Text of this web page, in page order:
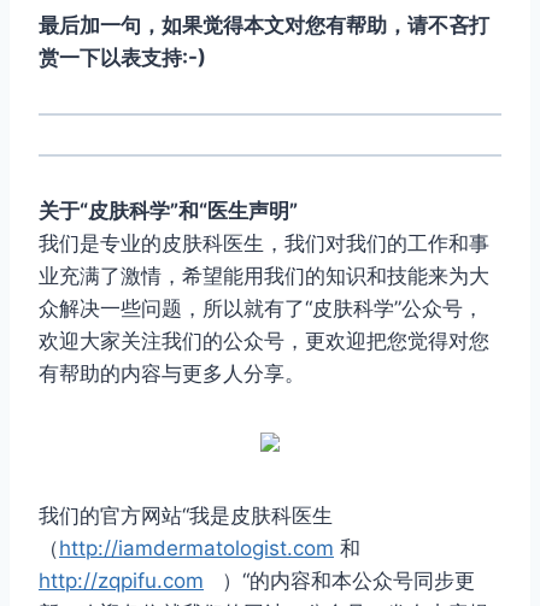
最后加一句，如果觉得本文对您有帮助，请不吝打
赏一下以表支持:-)
关于“皮肤科学”和“医生声明”
我们是专业的皮肤科医生，我们对我们的工作和事
业充满了激情，希望能用我们的知识和技能来为大
众解决一些问题，所以就有了“皮肤科学”公众号，
欢迎大家关注我们的公众号，更欢迎把您觉得对您
有帮助的内容与更多人分享。
我们的官方网站“我是皮肤科医生
（http://iamdermatologist.com 和
http://zqpifu.com ）“的内容和本公众号同步更